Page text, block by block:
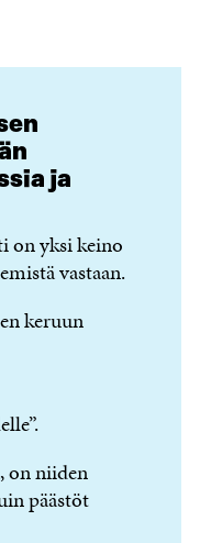
ja
on yksi keino
vastaan.
keruun
on niiden
päästöt